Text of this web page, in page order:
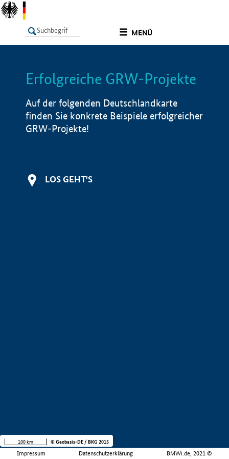
MENÜ
LISTE Info
Erfolgreiche GRW-Projekte
Auf der folgenden Deutschlandkarte
finden Sie konkrete Beispiele erfolgreicher
GRW-Projekte!
LOS GEHT'S
Impressum Datenschutzerklärung BMWi.de, 2021 ©
100 km © Geobasis-DE / BKG 2015